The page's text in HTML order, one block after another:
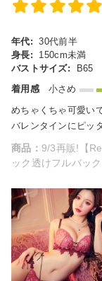
年代: 30代前半
身長:
150cm未満
バストサイズ:
B65
着用感
小さめ
めちゃくちゃ可愛い
バレンタインにピッ
商品： 9/3再販!【
ック透けフルバッ